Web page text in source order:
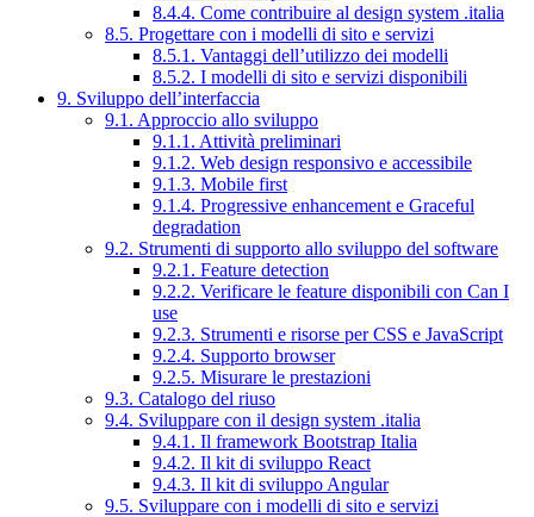
8.4.4. Come contribuire al design system .italia
8.5. Progettare con i modelli di sito e servizi
8.5.1. Vantaggi dell’utilizzo dei modelli
8.5.2. I modelli di sito e servizi disponibili
9. Sviluppo dell’interfaccia
9.1. Approccio allo sviluppo
9.1.1. Attività preliminari
9.1.2. Web design responsivo e accessibile
9.1.3. Mobile first
9.1.4. Progressive enhancement e Graceful
degradation
9.2. Strumenti di supporto allo sviluppo del software
9.2.1. Feature detection
9.2.2. Verificare le feature disponibili con Can I
use
9.2.3. Strumenti e risorse per CSS e JavaScript
9.2.4. Supporto browser
9.2.5. Misurare le prestazioni
9.3. Catalogo del riuso
9.4. Sviluppare con il design system .italia
9.4.1. Il framework Bootstrap Italia
9.4.2. Il kit di sviluppo React
9.4.3. Il kit di sviluppo Angular
9.5. Sviluppare con i modelli di sito e servizi